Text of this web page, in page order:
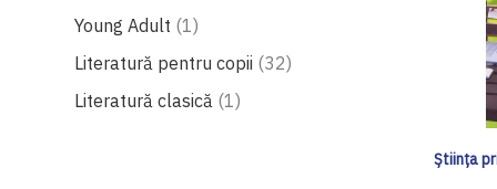
Young Adult 1produs
Literatură pentru copii 32produse
Literatură clasică 1produs
Știința